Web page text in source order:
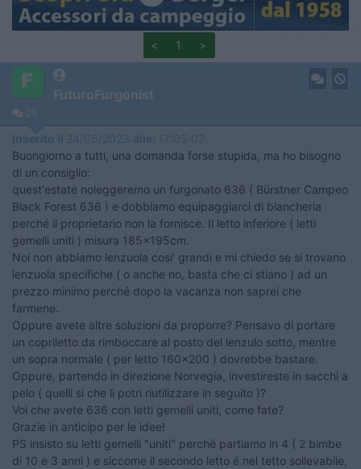
< 1 >
FuturoFurgonist
25
Inserito il 24/05/2023 alle: 17:05:02
Buongiorno a tutti, una domanda forse stupida, ma ho bisogno
di un consiglio:
quest'estate noleggeremo un furgonato 636 ( Bürstner Campeo
Black Forest 636 ) e dobbiamo equipaggiarci di biancheria
perché il proprietario non la fornisce. Il letto inferiore ( letti
gemelli uniti ) misura 185x195cm.
Noi non abbiamo lenzuola cosi' grandi e mi chiedo se si trovano
lenzuola specifiche ( o anche no, basta che ci stiano ) ad un
prezzo minimo perché dopo la vacanza non saprei che
farmene.
Oppure avete altre soluzioni da proporre? Pensavo di portare
un copriletto da rimboccare al posto del lenzulo sotto, mentre
un sopra normale ( per letto 160x200 ) dovrebbe bastare.
Oppure, partendo in direzione Norvegia, investireste in sacchi a
pelo ( quelli si che li potri riutilizzare in seguito )?
Voi che avete 636 con letti gemelli uniti, come fate?
Grazie in anticipo per le idee!
PS insisto su letti gemelli "uniti" perché partiamo in 4 ( 2 bimbe
di 10 e 3 anni ) e siccome il secondo letto é nel tetto sollevabile,